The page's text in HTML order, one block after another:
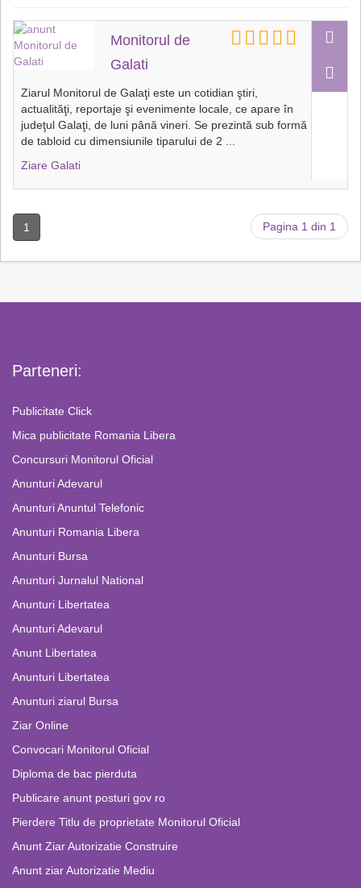
Monitorul de
Galati
Ziarul Monitorul de Galaţi este un cotidian ştiri,
actualităţi, reportaje şi evenimente locale, ce apare în
judeţul Galaţi, de luni până vineri. Se prezintă sub formă
de tabloid cu dimensiunile tiparului de 2
Ziare Galati
1 Pagina 1 din 1
Parteneri:
Publicitate Click
Mica publicitate Romania Libera
Concursuri Monitorul Oficial
Anunturi Adevarul
Anunturi Anuntul Telefonic
Anunturi Romania Libera
Anunturi Bursa
Anunturi Jurnalul National
Anunturi Libertatea
Anunturi Adevarul
Anunt Libertatea
Anunturi Libertatea
Anunturi ziarul Bursa
Ziar Online
Convocari Monitorul Oficial
Diploma de bac pierduta
Publicare anunt posturi gov ro
Pierdere Titlu de proprietate Monitorul Oficial
Anunt Ziar Autorizatie Construire
Anunt ziar Autorizatie Mediu